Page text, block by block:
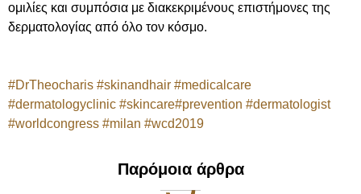
ομιλίες και συμπόσια με διακεκριμένους επιστήμονες της
δερματολογίας από όλο τον κόσμο.
#DrTheocharis #skinandhair #medicalcare
#dermatologyclinic #skincare#prevention #dermatologist
#worldcongress #milan #wcd2019
Παρόμοια άρθρα